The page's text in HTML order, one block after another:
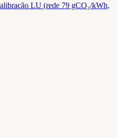
LU (rede 79 gCO₂/kWh,